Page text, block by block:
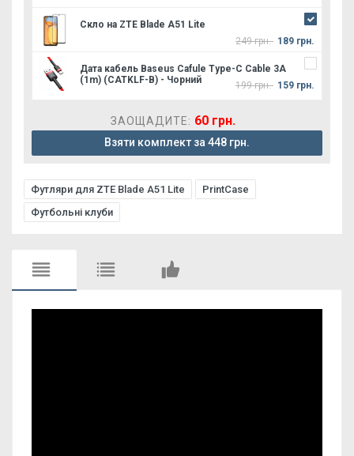
Скло на ZTE Blade A51 Lite
249 грн. 189 грн.
Дата кабель Baseus Cafule Type-C Cable 3A
(1m) (CATKLF-B) - Чорний
199 грн. 159 грн.
ЗАОЩАДИТЕ: 60 грн.
Взяти комплект за 448 грн.
Футляри для ZTE Blade A51 Lite
PrintCase
Футбольні клуби